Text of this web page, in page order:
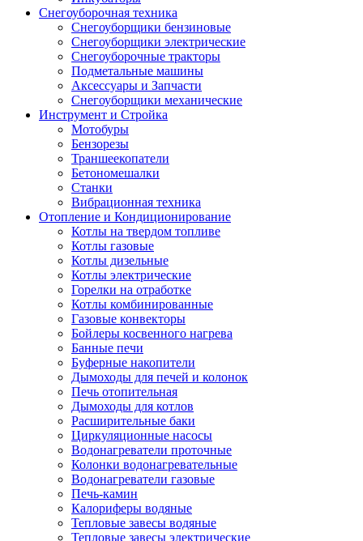
Снегоуборочная техника
Снегоуборщики бензиновые
Снегоуборщики электрические
Снегоуборочные тракторы
Подметальные машины
Аксессуары и Запчасти
Снегоуборщики механические
Инструмент и Стройка
Мотобуры
Бензорезы
Траншеекопатели
Бетономешалки
Станки
Вибрационная техника
Отопление и Кондиционирование
Котлы на твердом топливе
Котлы газовые
Котлы дизельные
Котлы электрические
Горелки на отработке
Котлы комбинированные
Газовые конвекторы
Бойлеры косвенного нагрева
Банные печи
Буферные накопители
Дымоходы для печей и колонок
Печь отопительная
Дымоходы для котлов
Расширительные баки
Циркуляционные насосы
Водонагреватели проточные
Колонки водонагревательные
Водонагреватели газовые
Печь-камин
Калориферы водяные
Тепловые завесы водяные
Тепловые завесы электрические